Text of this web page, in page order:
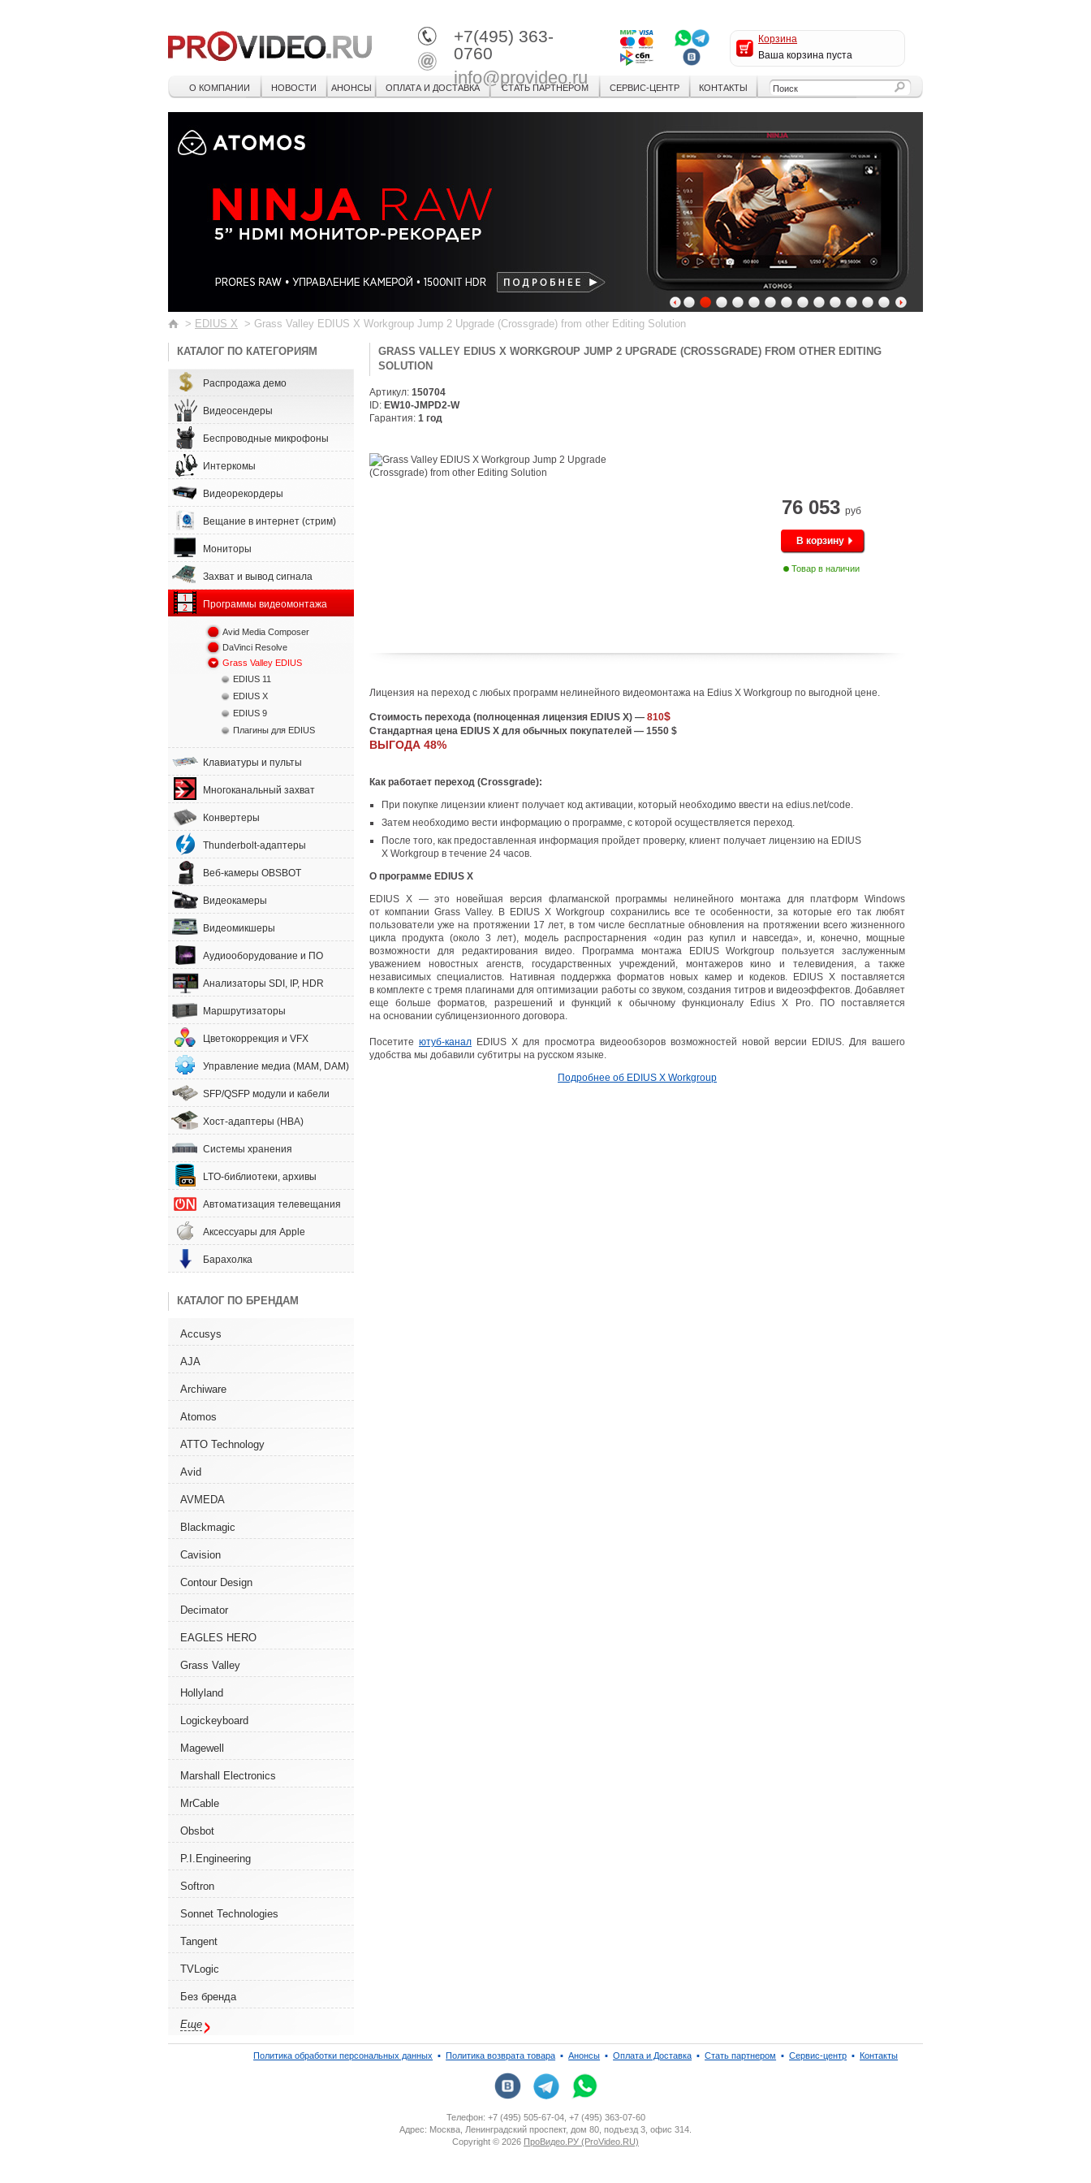
+7(495) 363-
0760
info@provideo.ru
Корзина
Ваша корзина пуста
О КОМПАНИИ НОВОСТИ АНОНСЫ ОПЛАТА И ДОСТАВКА СТАТЬ ПАРТНЕРОМ СЕРВИС-ЦЕНТР КОНТАКТЫ
1 2 3 4 5 6 7 8 9 10111213
> EDIUS X > Grass Valley EDIUS X Workgroup Jump 2 Upgrade (Crossgrade) from other Editing Solution
КАТАЛОГ ПО КАТЕГОРИЯМ
Распродажа демо
Видеосендеры
Беспроводные микрофоны
Интеркомы
Видеорекордеры
Вещание в интернет (стрим)
Мониторы
Захват и вывод сигнала
Программы видеомонтажа
Avid Media Composer
DaVinci Resolve
Grass Valley EDIUS
EDIUS 11
EDIUS X
EDIUS 9
Плагины для EDIUS
Клавиатуры и пульты
Многоканальный захват
Конвертеры
Thunderbolt-адаптеры
Веб-камеры OBSBOT
Видеокамеры
Видеомикшеры
Аудиооборудование и ПО
Анализаторы SDI, IP, HDR
Маршрутизаторы
Цветокоррекция и VFX
Управление медиа (MAM, DAM)
SFP/QSFP модули и кабели
Хост-адаптеры (HBA)
Системы хранения
LTO-библиотеки, архивы
Автоматизация телевещания
Аксессуары для Apple
Барахолка
КАТАЛОГ ПО БРЕНДАМ
Accusys
AJA
Archiware
Atomos
ATTO Technology
Avid
AVMEDA
Blackmagic
Cavision
Contour Design
Decimator
EAGLES HERO
Grass Valley
Hollyland
Logickeyboard
Magewell
Marshall Electronics
MrCable
Obsbot
P.I.Engineering
Softron
Sonnet Technologies
Tangent
TVLogic
Без бренда
Еще
GRASS VALLEY EDIUS X WORKGROUP JUMP 2 UPGRADE (CROSSGRADE) FROM OTHER EDITING
SOLUTION
Артикул: 150704
ID: EW10-JMPD2-W
Гарантия: 1 год
76 053 руб
В корзину
Товар в наличии
Лицензия на переход с любых программ нелинейного видеомонтажа на Edius X Workgroup по выгодной цене.
Стоимость перехода (полноценная лицензия EDIUS X) — 810$
Стандартная цена EDIUS X для обычных покупателей — 1550 $
ВЫГОДА 48%
Как работает переход (Crossgrade):
При покупке лицензии клиент получает код активации, который необходимо ввести на edius.net/code.
Затем необходимо вести информацию о программе, с которой осуществляется переход.
После того, как предоставленная информация пройдет проверку, клиент получает лицензию на EDIUS
X Workgroup в течение 24 часов.
О программе EDIUS X
EDIUS X — это новейшая версия флагманской программы нелинейного монтажа для платформ Windows
от компании Grass Valley. В EDIUS X Workgroup сохранились все те особенности, за которые его так любят
пользователи уже на протяжении 17 лет, в том числе бесплатные обновления на протяжении всего жизненного
цикла продукта (около 3 лет), модель распростарнения «один раз купил и навсегда», и, конечно, мощные
возможности для редактирования видео. Программа монтажа EDIUS Workgroup пользуется заслуженным
уважением новостных агенств, государственных учреждений, монтажеров кино и телевидения,
а также
независимых специалистов. Нативная поддержка форматов новых камер и кодеков. EDIUS X поставляется
в комплекте с тремя плагинами для оптимизации работы со звуком, создания титров и видеоэффектов. Добавляет
еще больше форматов,
разрешений и функций к обычному функционалу Edius X Pro. ПО поставляется
на основании сублицензионного договора.
Посетите ютуб-канал EDIUS X для просмотра видеообзоров возможностей новой версии EDIUS. Для вашего
удобства мы добавили субтитры на русском языке.
Подробнее об EDIUS X Workgroup
Политика обработки персональных данных ▪ Политика возврата товара ▪ Анонсы ▪ Оплата и Доставка ▪ Стать партнером ▪ Сервис-центр ▪ Контакты
Телефон: +7 (495) 505-67-04, +7 (495) 363-07-60
Адрес: Москва, Ленинградский проспект, дом 80, подъезд 3, офис 314.
Copyright © 2026 ПроВидео.РУ (ProVideo.RU)